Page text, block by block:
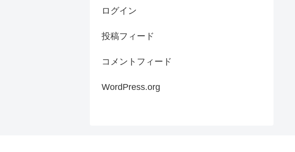
ログイン
投稿フィード
コメントフィード
WordPress.org